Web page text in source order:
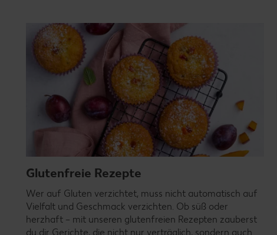
Glutenfreie Rezepte
Wer auf Gluten verzichtet, muss nicht automatisch auf
Vielfalt und Geschmack verzichten. Ob süß oder
herzhaft – mit unseren glutenfreien Rezepten zauberst
du dir Gerichte, die nicht nur verträglich, sondern auch